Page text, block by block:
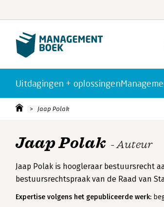
Uitdagingen + oplossingen
Jaap Polak
Jaap Polak - Auteur
Jaap Polak is hoogleraar bestuursrecht
bestuursrechtspraak van de Raad van
Expertise volgens het gepubliceerde werk: